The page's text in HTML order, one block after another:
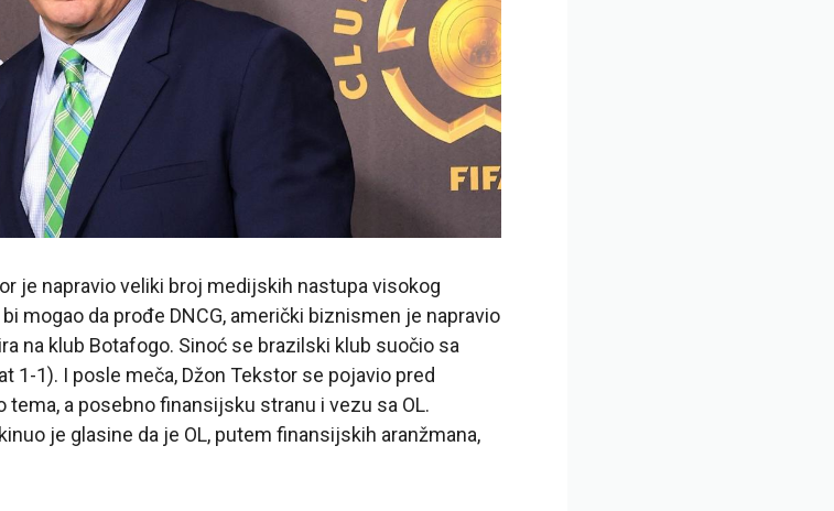
je napravio veliki broj medijskih nastupa visokog
mogao da prođe DNCG, američki biznismen je napravio
na klub Botafogo. Sinoć se brazilski klub suočio sa
1-1). I posle meča, Džon Tekstor se pojavio pred
tema, a posebno finansijsku stranu i vezu sa OL.
je glasine da je OL, putem finansijskih aranžmana,